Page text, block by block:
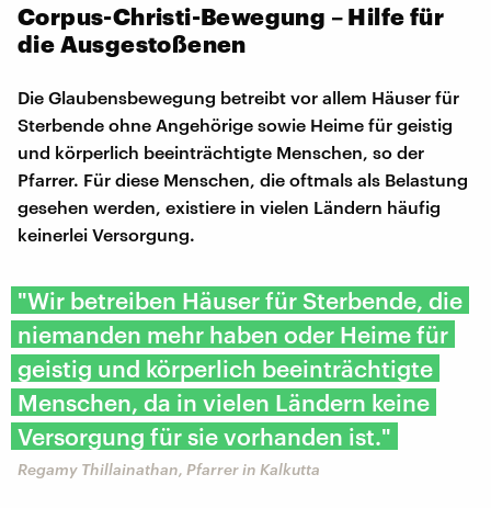
Corpus-Christi-Bewegung – Hilfe für
die Ausgestoßenen
Die Glaubensbewegung betreibt vor allem Häuser für
Sterbende ohne Angehörige sowie Heime für geistig
und körperlich beeinträchtigte Menschen, so der
Pfarrer. Für diese Menschen, die oftmals als Belastung
gesehen werden, existiere in vielen Ländern häufig
keinerlei Versorgung.
"Wir betreiben Häuser für Sterbende, die
niemanden mehr haben oder Heime für
geistig und körperlich beeinträchtigte
Menschen, da in vielen Ländern keine
Versorgung für sie vorhanden ist."
Regamy Thillainathan, Pfarrer in Kalkutta